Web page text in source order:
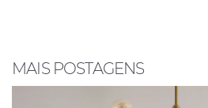
o
k
p
MAIS POSTAGENS